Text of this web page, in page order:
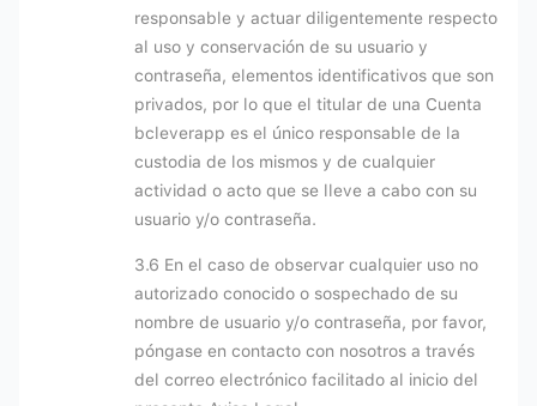
responsable y actuar diligentemente respecto
al uso y conservación de su usuario y
contraseña, elementos identificativos que son
privados, por lo que el titular de una Cuenta
bcleverapp es el único responsable de la
custodia de los mismos y de cualquier
actividad o acto que se lleve a cabo con su
usuario y/o contraseña.
3.6 En el caso de observar cualquier uso no
autorizado conocido o sospechado de su
nombre de usuario y/o contraseña, por favor,
póngase en contacto con nosotros a través
del correo electrónico facilitado al inicio del